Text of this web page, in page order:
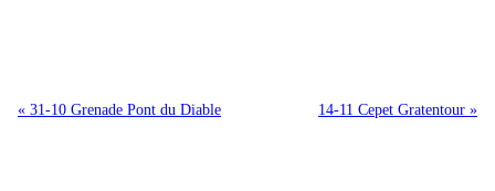
« 31-10 Grenade Pont du Diable 14-11 Cepet Gratentour »